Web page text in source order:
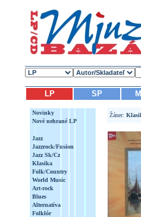
LP SP
Novinky
Nové nehrané LP
Jazz
Jazzrock/Fusion
Jazz Sk/Cz
Klasika
Folk/Country
World Music
Art-rock
Blues
Alternatíva
Folklór
Žáner: